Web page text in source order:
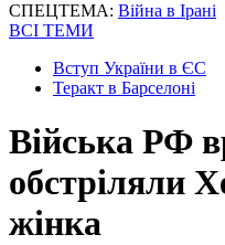
СПЕЦТЕМА: Війна в Ірані
ВСІ ТЕМИ
Вступ України в ЄС
Теракт в Барселоні
Війська РФ
обстріляли
жінка